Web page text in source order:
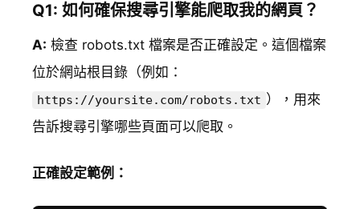
Q1: 如何確保搜尋引擎能爬取我的網頁？
A: 檢查 robots.txt 檔案是否正確設定。這個檔案
位於網站根目錄（例如：
https://yoursite.com/robots.txt ），用來
告訴搜尋引擎哪些頁面可以爬取。
正確設定範例：